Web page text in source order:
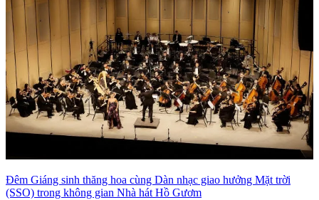
Đêm Giáng sinh thăng hoa cùng Dàn nhạc giao hưởng Mặt trời
(SSO) trong không gian Nhà hát Hồ Gươm